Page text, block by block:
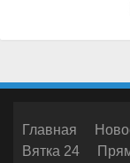
Главная
Вятка 24